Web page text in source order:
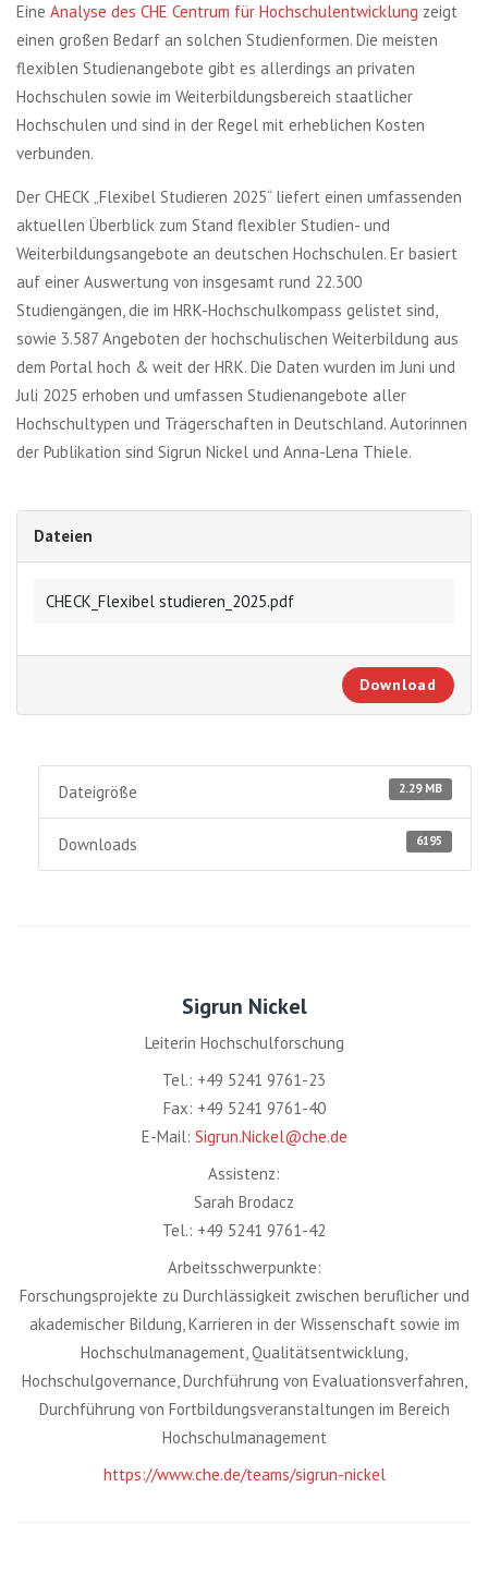
Eine Analyse des CHE Centrum für Hochschulentwicklung zeigt
einen großen Bedarf an solchen Studienformen. Die meisten
flexiblen Studienangebote gibt es allerdings an privaten
Hochschulen sowie im Weiterbildungsbereich staatlicher
Hochschulen und sind in der Regel mit erheblichen Kosten
verbunden.
Der CHECK „Flexibel Studieren 2025“ liefert einen umfassenden
aktuellen Überblick zum Stand flexibler Studien- und
Weiterbildungsangebote an deutschen Hochschulen. Er basiert
auf einer Auswertung von insgesamt rund 22.300
Studiengängen, die im HRK-Hochschulkompass gelistet sind,
sowie 3.587 Angeboten der hochschulischen Weiterbildung aus
dem Portal hoch & weit der HRK. Die Daten wurden im Juni und
Juli 2025 erhoben und umfassen Studienangebote aller
Hochschultypen und Trägerschaften in Deutschland. Autorinnen
der Publikation sind Sigrun Nickel und Anna-Lena Thiele.
Dateien
CHECK_Flexibel studieren_2025.pdf
Download
2.29 MB
Dateigröße
6195
Downloads
Sigrun Nickel
Leiterin Hochschulforschung
Tel.: +49 5241 9761-23
Fax: +49 5241 9761-40
E-Mail: Sigrun.Nickel@che.de
Assistenz:
Sarah Brodacz
Tel.: +49 5241 9761-42
Arbeitsschwerpunkte:
Forschungsprojekte zu Durchlässigkeit zwischen beruflicher und
akademischer Bildung, Karrieren in der Wissenschaft sowie im
Hochschulmanagement, Qualitätsentwicklung,
Hochschulgovernance, Durchführung von Evaluationsverfahren,
Durchführung von Fortbildungsveranstaltungen im Bereich
Hochschulmanagement
https://www.che.de/teams/sigrun-nickel